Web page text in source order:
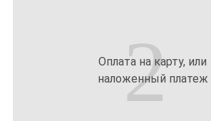
2
Оплата на карту, или
наложенный платеж